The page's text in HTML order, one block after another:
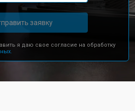
заявку
я даю свое согласие на обработку